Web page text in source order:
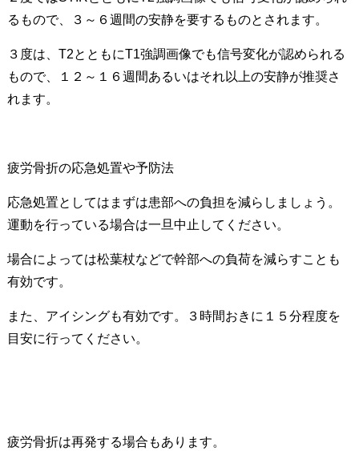
るもので、３～６週間の安静を要するものとされます。
３度は、T2とともにT1強調画像でも信号変化が認められる
もので、１２～１６週間あるいはそれ以上の安静が推奨さ
れます。
疲労骨折の応急処置や予防法
応急処置としてはまずは患部への負担を減らしましょう。
運動を行っている場合は一旦中止してください。
場合によっては松葉杖などで幹部への負荷を減らすことも
有効です。
また、アイシングも有効です。３時間おきに１５分程度を
目安に行ってください。
疲労骨折は再発する場合もあります。